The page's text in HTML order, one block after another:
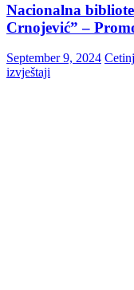
Nacionalna
Crnojević” –
September 9, 2024
izvještaji